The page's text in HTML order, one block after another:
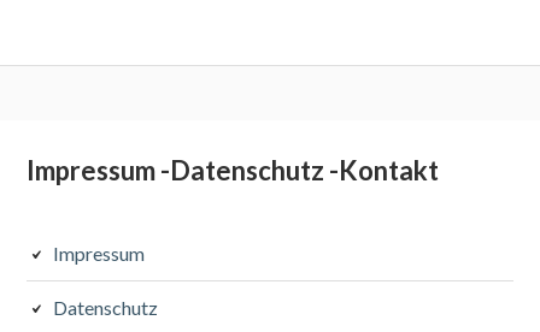
Subsidiary
Impressum -Datenschutz -Kontakt
Impressum
Datenschutz